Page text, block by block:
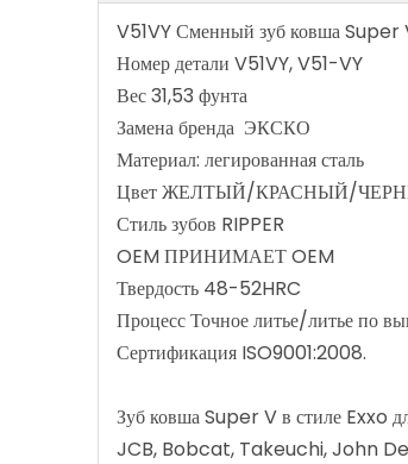
V51VY Сменный зуб ковша
Номер детали V51VY, V51-VY
Вес 31,53 фунта
Замена бренда ЭКСКО
Материал: легированная сталь
Цвет ЖЕЛТЫЙ/КРАСНЫЙ/
Стиль зубов RIPPER
OEM ПРИНИМАЕТ OEM
Твердость 48-52HRC
Процесс Точное литье/литье по
Сертификация ISO9001:2008.
Зуб ковша Super V в стиле Exxo
JCB, Bobcat, Takeuchi, John